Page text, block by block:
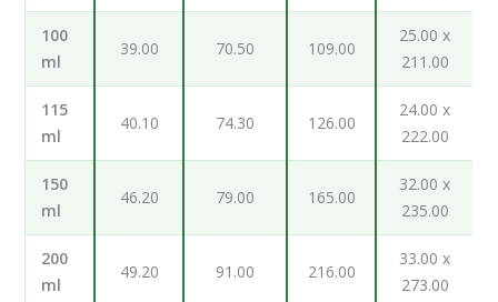
100
ml
39.00 70.50 109.00
25.00 x
211.00
115
ml
40.10 74.30 126.00
24.00 x
222.00
150
ml
46.20 79.00 165.00
32.00 x
235.00
200
ml
49.20 91.00 216.00
33.00 x
273.00